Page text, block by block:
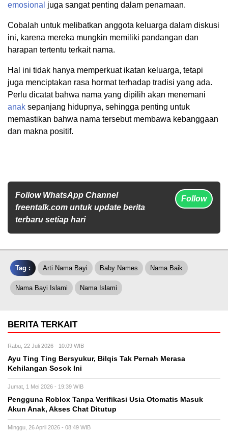
emosional juga sangat penting dalam penamaan.
Cobalah untuk melibatkan anggota keluarga dalam diskusi
ini, karena mereka mungkin memiliki pandangan dan
harapan tertentu terkait nama.
Hal ini tidak hanya memperkuat ikatan keluarga, tetapi
juga menciptakan rasa hormat terhadap tradisi yang ada.
Perlu dicatat bahwa nama yang dipilih akan menemani
anak sepanjang hidupnya, sehingga penting untuk
memastikan bahwa nama tersebut membawa kebanggaan
dan makna positif.
Follow WhatsApp Channel
freentalk.com untuk update berita
terbaru setiap hari
Follow
Tag : Arti Nama Bayi Baby Names Nama Baik
Nama Bayi Islami Nama Islami
BERITA TERKAIT
Rabu, 22 Juli 2026 - 10:09 WIB
Ayu Ting Ting Bersyukur, Bilqis Tak Pernah Merasa
Kehilangan Sosok Ini
Jumat, 1 Mei 2026 - 19:39 WIB
Pengguna Roblox Tanpa Verifikasi Usia Otomatis Masuk
Akun Anak, Akses Chat Ditutup
Minggu, 26 April 2026 - 08:49 WIB